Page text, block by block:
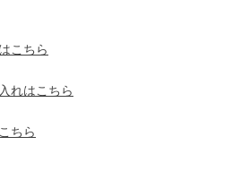
こちら
れはこちら
ちら